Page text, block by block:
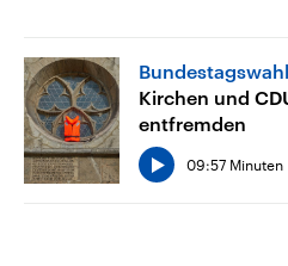
Kirchen und
entfremden
09:57 Minuten